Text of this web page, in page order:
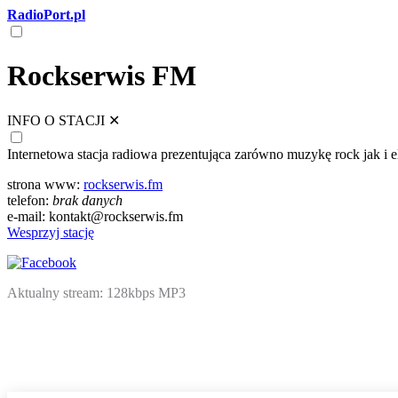
RadioPort.pl
Rockserwis FM
INFO O STACJI ✕
Internetowa stacja radiowa prezentująca zarówno muzykę rock jak i
strona www: rockserwis.fm
telefon: brak danych
e-mail: kontakt@rockserwis.fm
Wesprzyj stację
Aktualny stream: 128kbps MP3